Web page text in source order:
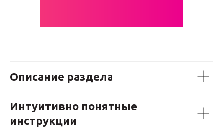
Описание раздела
Интуитивно понятные
инструкции